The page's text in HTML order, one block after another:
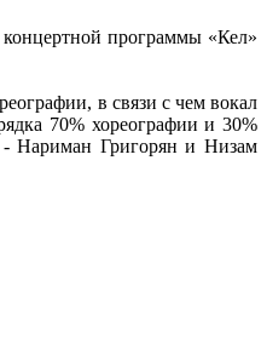
программы «Кел»
в связи с чем вокал
70% хореографии и 30%
- Нариман Григорян и Низам